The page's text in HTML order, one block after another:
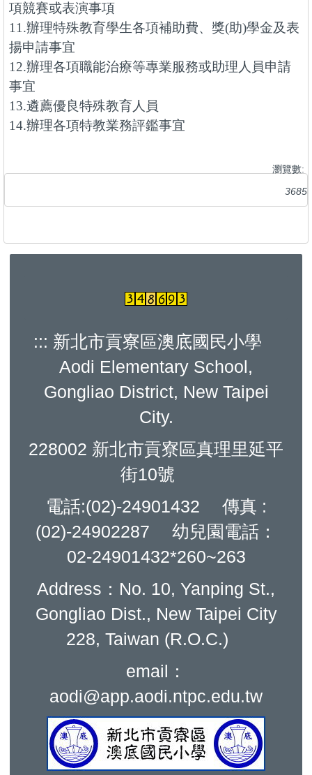
項競賽或表演事項
11.辦理特殊教育學生各項補助費、獎(助)學金及表
揚申請事宜
12.辦理各項職能治療等專業服務或助理人員申請
事宜
13.遴薦優良特殊教育人員
14.辦理各項特教業務評鑑事宜
瀏覽數:
3685
::: 新北市貢寮區澳底國民小學
Aodi Elementary School,
Gongliao District, New Taipei
City.
228002 新北市貢寮區真理里延平
街10號
電話:(02)-24901432 傳真 :
(02)-24902287 幼兒園電話：
02-24901432*260~263
Address：No. 10, Yanping St.,
Gongliao Dist., New Taipei City
228, Taiwan (R.O.C.)
email：
aodi@app.aodi.ntpc.edu.tw